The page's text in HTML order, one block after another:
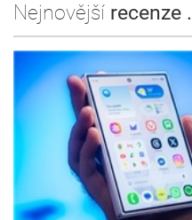
Nejnovější recenze